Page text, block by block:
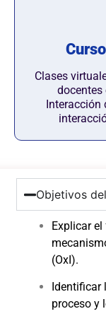
Clases
Interacción
Objetivos
Explicar
(OxI).
Identificar
proceso y